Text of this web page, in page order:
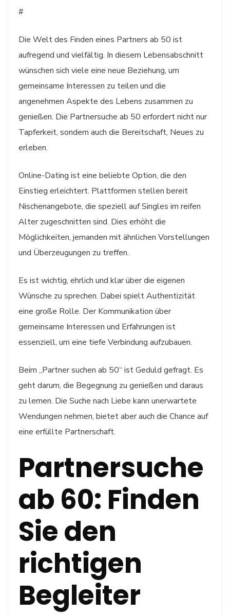
#
Die Welt des Finden eines Partners ab 50 ist
aufregend und vielfältig. In diesem Lebensabschnitt
wünschen sich viele eine neue Beziehung, um
gemeinsame Interessen zu teilen und die
angenehmen Aspekte des Lebens zusammen zu
genießen. Die Partnersuche ab 50 erfordert nicht nur
Tapferkeit, sondern auch die Bereitschaft, Neues zu
erleben.
Online-Dating ist eine beliebte Option, die den
Einstieg erleichtert. Plattformen stellen bereit
Nischenangebote, die speziell auf Singles im reifen
Alter zugeschnitten sind. Dies erhöht die
Möglichkeiten, jemanden mit ähnlichen Vorstellungen
und Überzeugungen zu treffen.
Es ist wichtig, ehrlich und klar über die eigenen
Wünsche zu sprechen. Dabei spielt Authentizität
eine große Rolle. Der Kommunikation über
gemeinsame Interessen und Erfahrungen ist
essenziell, um eine tiefe Verbindung aufzubauen.
Beim „Partner suchen ab 50“ ist Geduld gefragt. Es
geht darum, die Begegnung zu genießen und daraus
zu lernen. Die Suche nach Liebe kann unerwartete
Wendungen nehmen, bietet aber auch die Chance auf
eine erfüllte Partnerschaft.
Partnersuche
ab 60: Finden
Sie den
richtigen
Begleiter